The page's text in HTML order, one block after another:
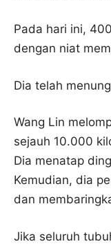
Pada hari ini,
dengan niat
Dia telah
Wang Lin
sejauh 10.000
Dia menatap
Kemudian, dia
dan
Jika seluruh